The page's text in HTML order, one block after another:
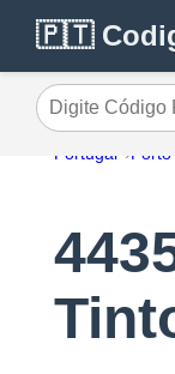
🇵🇹
Digite Código
Portugal Porto